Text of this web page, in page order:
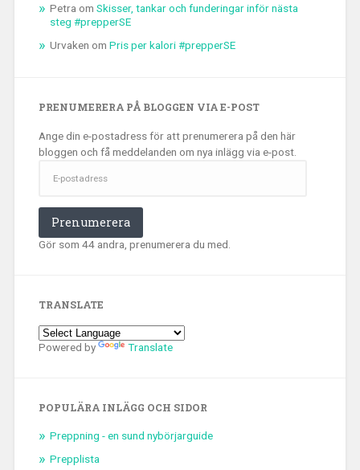
Petra om Skisser, tankar och funderingar inför nästa
steg #prepperSE
Urvaken om Pris per kalori #prepperSE
PRENUMERERA PÅ BLOGGEN VIA E-POST
Ange din e-postadress för att prenumerera på den här
bloggen och få meddelanden om nya inlägg via e-post.
postadress
Prenumerera
Gör som 44 andra, prenumerera du med.
TRANSLATE
Powered by Translate
POPULÄRA INLÄGG OCH SIDOR
Preppning - en sund nybörjarguide
Prepplista